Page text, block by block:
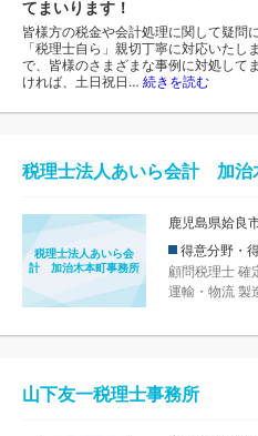
てまいります！
皆様方の税金や会計処理に関して疑問
「税理士自ら」親切丁寧に対応いた
で、皆様のさまざまな事例に対処して
ければ、土日祝日… 続きを読む
税理士法人あいら会計 加治
税理士法人あいら会
計 加治木本町事務所
鹿児島県姶良
得意分野・
顧問税理士 確
運輸・物流 製
山下友一税理士事務所